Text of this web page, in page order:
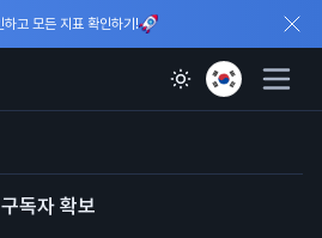
하고 모든 지표 확인하기!
독자 확보